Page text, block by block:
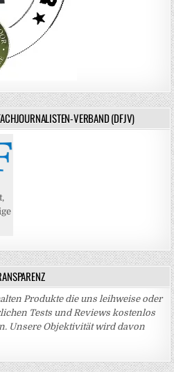
VERBAND (DFJV)
Produkte die uns leihweise oder
Tests und Reviews kostenlos
Unsere Objektivität wird davon